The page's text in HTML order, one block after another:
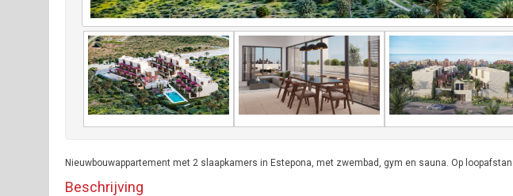
Nieuwbouwappartement met 2 slaapkamers in Estepona, met zwembad, gym en sauna. Op
Beschrijving